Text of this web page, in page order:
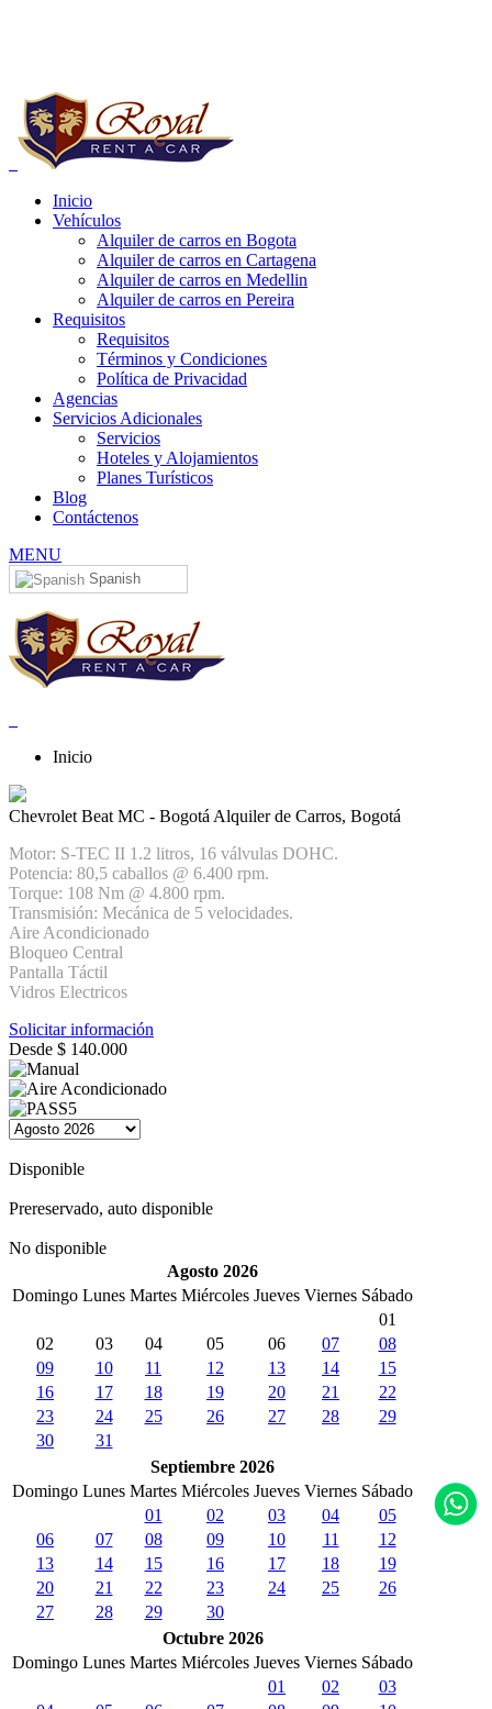
bogota precios, alquiler de carros bogota para uber, alquiler de
Inicio
Vehículos
Alquiler de carros en Bogota
Alquiler de carros en Cartagena
Alquiler de carros en Medellin
Alquiler de carros en Pereira
Requisitos
Requisitos
Términos y Condiciones
Política de Privacidad
Agencias
Servicios Adicionales
Servicios
Hoteles y Alojamientos
Planes Turísticos
Blog
Contáctenos
MENU
Spanish
Inicio
Chevrolet Beat MC - Bogotá Alquiler de Carros, Bogotá
Motor: S-TEC II 1.2 litros, 16 válvulas DOHC.
Potencia: 80,5 caballos @ 6.400 rpm.
Torque: 108 Nm @ 4.800 rpm.
Transmisión: Mecánica de 5 velocidades.
Aire Acondicionado
Bloqueo Central
Pantalla Táctil
Vidros Electricos
Solicitar información
Desde $ 140.000
Disponible
Prereservado, auto disponible
No disponible
Agosto 2026
Domingo Lunes Martes Miércoles Jueves Viernes Sábado
01
02
03 04 05 06 07
08
09
10 11 12 13 14
15
16
17 18 19 20 21
22
23
24 25 26 27 28
29
30
31
Septiembre 2026
Domingo Lunes Martes Miércoles Jueves Viernes Sábado
01
02 03 04
05
06
07 08 09 10 11
12
13
14 15 16 17 18
19
20
21 22 23 24 25
26
27
28 29
30
Octubre 2026
Domingo Lunes Martes Miércoles Jueves Viernes Sábado
01
02
03